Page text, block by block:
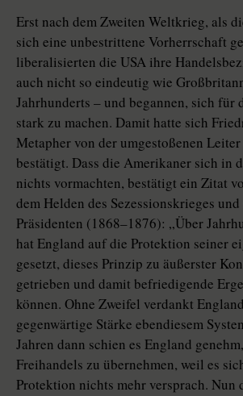
Erst nach dem Zweiten Weltkrieg, als
sich eine unbestrittene Vorherrschaft
liberalisierten die USA ihre
auch nicht so eindeutig wie
Jahrhunderts – und begannen, sich für
stark zu machen. Damit hatte sich
Metapher von der umgestoßenen
bestätigt. Dass die Amerikaner sich in
nichts vormachten, bestätigt ein Zitat
dem Helden des Sezessionskrieges
Präsidenten (1868–1876): „Über
hat England auf die Protektion seiner
gesetzt, dieses Prinzip zu äußerster
getrieben und damit befriedigende
können. Ohne Zweifel verdankt
gegenwärtige Stärke ebendiesem
Jahren dann schien es England
Freihandels zu übernehmen, weil es
Protektion nichts mehr versprach. Nun